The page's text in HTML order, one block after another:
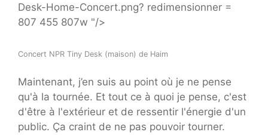
Desk-Home-Concert.png? redimensionner =
807 455 807w "/>
Concert NPR Tiny Desk (maison) de Haim
Maintenant, j’en suis au point où je ne pense
qu'à la tournée. Et tout ce à quoi je pense, c'est
d'être à l'extérieur et de ressentir l'énergie d'un
public. Ça craint de ne pas pouvoir tourner.